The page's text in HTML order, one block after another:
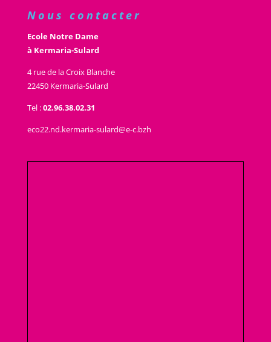
Nous contacter
Ecole Notre Dame
à Kermaria-Sulard
4 rue de la Croix Blanche
22450 Kermaria-Sulard
Tel :02.96.38.02.31
eco22.nd.kermaria-sulard@e-c.bzh